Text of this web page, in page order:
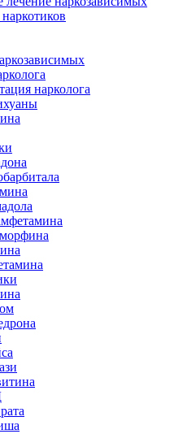
нарколога